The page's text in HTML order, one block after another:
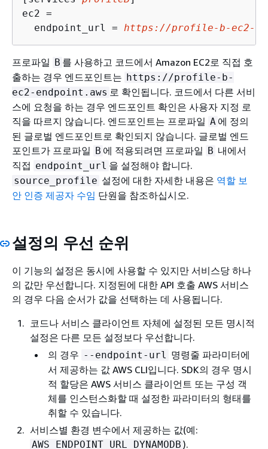
ec2 =
  endpoint_url =
https://profile-b-ec2-
프로파일 B 를 사용하고 코드에서 Amazon EC2로 직접 호
출하는 경우 엔드포인트는 https://profile-b-
ec2-endpoint.aws 로 확인됩니다. 코드에서 다른 서비
스에 요청을 하는 경우 엔드포인트 확인은 사용자 지정 로
직을 따르지 않습니다. 엔드포인트는 프로파일 A 에 정의
된 글로벌 엔드포인트로 확인되지 않습니다. 글로벌 엔드
포인트가 프로파일 B 에 적용되려면 프로파일 B 내에서
직접 endpoint_url 을 설정해야 합니다.
source_profile 설정에 대한 자세한 내용은 역할 보
안 인증 제공자 수임 단원을 참조하십시오.
설정의 우선 순위
이 기능의 설정은 동시에 사용할 수 있지만 서비스당 하나
의 값만 우선합니다. 지정된에 대한 API 호출 AWS 서비스
의 경우 다음 순서가 값을 선택하는 데 사용됩니다.
코드나 서비스 클라이언트 자체에 설정된 모든 명시적
설정은 다른 모든 설정보다 우선합니다.
의 경우 --endpoint-url 명령줄 파라미터에
서 제공하는 값 AWS CLI입니다. SDK의 경우 명시
적 할당은 AWS 서비스 클라이언트 또는 구성 객
체를 인스턴스화할 때 설정한 파라미터의 형태를
취할 수 있습니다.
서비스별 환경 변수에서 제공하는 값(예:
AWS_ENDPOINT_URL_DYNAMODB ).